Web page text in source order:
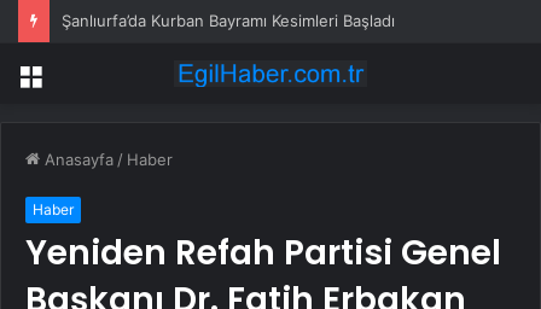
Şanlıurfa’da Kurban Bayramı Kesimleri Başladı
Menü
Anasayfa / Haber
Haber
Yeniden Refah Partisi Genel